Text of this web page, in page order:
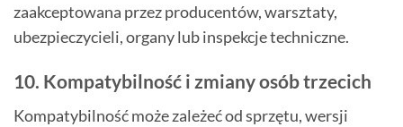
zaakceptowana przez producentów, warsztaty,
ubezpieczycieli, organy lub inspekcje techniczne.
10. Kompatybilność i zmiany osób trzecich
Kompatybilność może zależeć od sprzętu, wersji